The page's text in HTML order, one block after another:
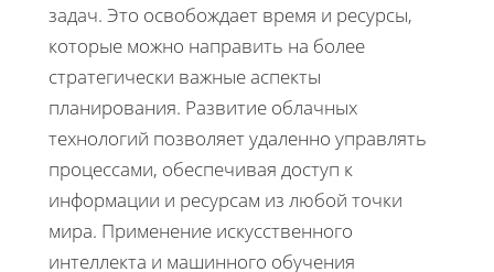
задач. Это освобождает время и ресурсы,
которые можно направить на более
стратегически важные аспекты
планирования. Развитие облачных
технологий позволяет удаленно управлять
процессами, обеспечивая доступ к
информации и ресурсам из любой точки
мира. Применение искусственного
интеллекта и машинного обучения